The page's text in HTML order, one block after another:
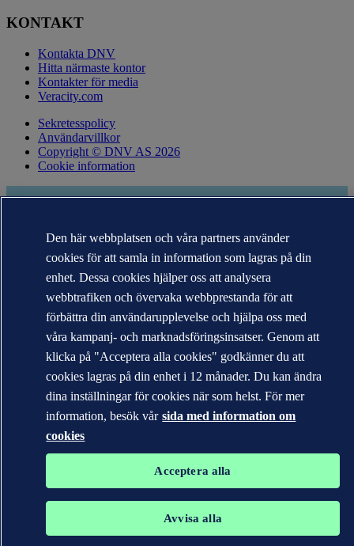
KONTAKT
Kontakta DNV
Hitta närmaste kontor
Kontakter för media
Veracity.com
Sekretesspolicy
Användarvillkor
Copyright © DNV AS 2026
Cookie information
Varumärkena DNV GL®, DNV®, Horizon Graphic och Det
Norske Veritas® tillhör företag i Det Norske Veritas-gruppen. Alla
rättigheter förbehållna.
WHEN TRUST MATTERS
Den här webbplatsen och våra partners använder
cookies för att samla in information som lagras på din
enhet. Dessa cookies hjälper oss att analysera
webbtrafiken och övervaka webbprestanda för att
förbättra din användarupplevelse och hjälpa oss med
våra kampanj- och marknadsföringsinsatser. Genom att
klicka på "Acceptera alla cookies" godkänner du att
cookies lagras på din enhet i 12 månader. Du kan ändra
dina inställningar för cookies när som helst. För mer
information, besök vår sida med information om
cookies
Acceptera alla
Avvisa alla